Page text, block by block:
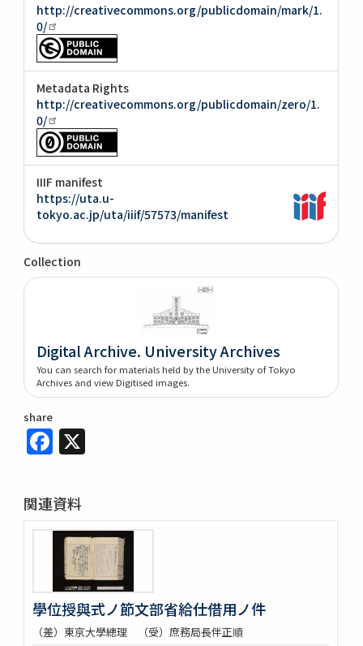
http://creativecommons.org/publicdomain/mark/1.
0/
Metadata Rights
http://creativecommons.org/publicdomain/zero/1.
0/
IIIF manifest
https://uta.u-
tokyo.ac.jp/uta/iiif/57573/manifest
Collection
Digital Archive. University Archives
You can search for materials held by the University of Tokyo
Archives and view Digitised images.
share
Facebook
関連資料
學位授與式ノ節文部省給仕借用ノ件
（差）東京大學總理 （受）庶務局長伴正順